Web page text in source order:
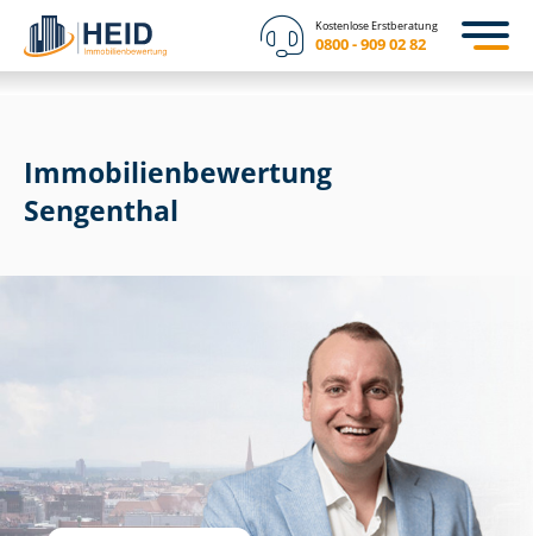
Kostenlose Erstberatung
0800 - 909 02 82
Immobilien­bewertung
Sengenthal